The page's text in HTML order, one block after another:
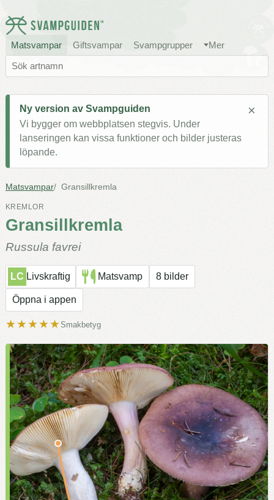
Matsvampar Giftsvampar Svampgrupper Mer
Ny version av Svampguiden
Vi bygger om webbplatsen stegvis. Under
lanseringen kan vissa funktioner och bilder justeras
löpande.
×
Matsvampar Gransillkremla
KREMLOR
Gransillkremla
Russula favrei
LC Livskraftig Matsvamp 8 bilder
Öppna i appen
★★★★★Smakbetyg